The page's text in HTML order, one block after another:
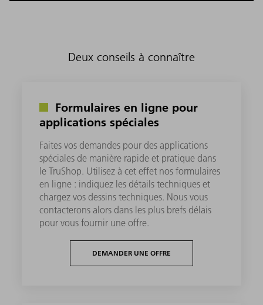
Deux conseils à connaître
Formulaires en ligne pour
applications spéciales
Faites vos demandes pour des applications
spéciales de manière rapide et pratique dans
le TruShop. Utilisez à cet effet nos formulaires
en ligne : indiquez les détails techniques et
chargez vos dessins techniques. Nous vous
contacterons alors dans les plus brefs délais
pour vous fournir une offre.
DEMANDER UNE OFFRE